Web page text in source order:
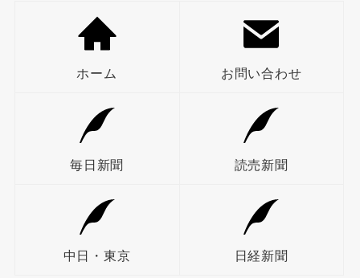
ホーム お問い合わせ
毎日新聞 読売新聞
中日・東京 日経新聞